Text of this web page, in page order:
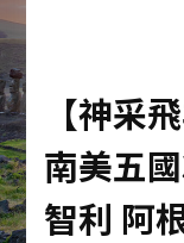
【神采
南美五
智利 阿